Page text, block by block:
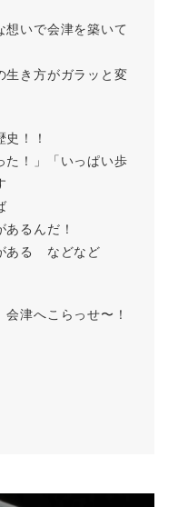
いで会津を築いて
生き方がガラッと変
！！
た！」「いっぱい歩
るんだ！
ある などなど
津へこらっせ〜！